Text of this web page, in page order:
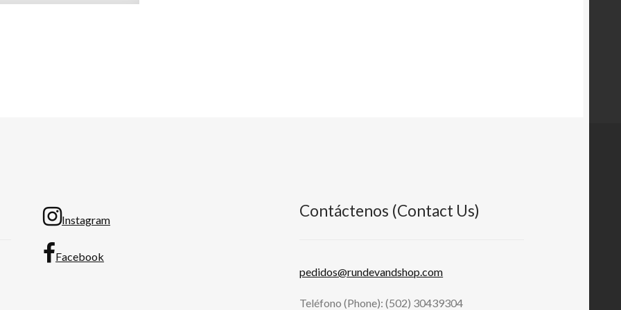
Instagram
Facebook
Contáctenos (Contact Us)
pedidos@rundevandshop.com
Teléfono (Phone): (502) 30439304